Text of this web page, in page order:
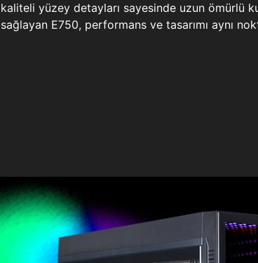
kaliteli yüzey detayları sayesinde uzun ömürlü
sağlayan E750, performans ve tasarımı aynı